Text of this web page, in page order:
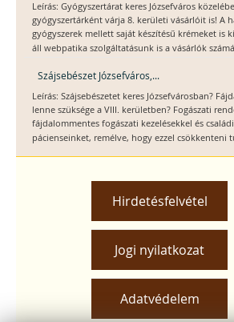
Leírás: Gyógyszertárat keres Józsefváros
gyógyszertárként várja 8. kerületi vásárlóit is! A
gyógyszerek mellett saját készítésű krémeket is
áll webpatika szolgáltatásunk is a vásárlók
Szájsebészet Józsefváros,...
Leírás: Szájsebészetet keres Józsefvárosban?
lenne szüksége a VIII. kerületben? Fogászati
fájdalommentes fogászati kezelésekkel és
pácienseinket, remélve, hogy ezzel csökkenteni
Hirdetésfelvétel
Jogi nyilatkozat
Adatvédelem